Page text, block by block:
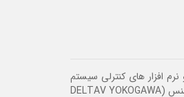
افزار های کنترلی سیستم
های دلتاوی و یوکوگاوا و هیما و زیمنس (DELTAV YOKOGAWA